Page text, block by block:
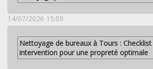
14/07/2026 15:09
Nettoyage de bureaux à Tours :
intervention pour une propreté optimale